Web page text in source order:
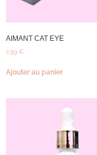
AIMANT CAT EYE
2,99 €
Ajouter au panier